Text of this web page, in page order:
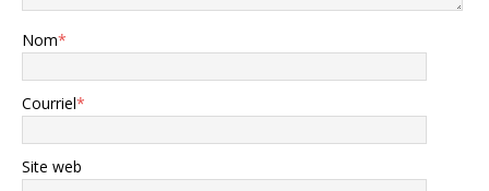
Nom*
Courriel*
Site web